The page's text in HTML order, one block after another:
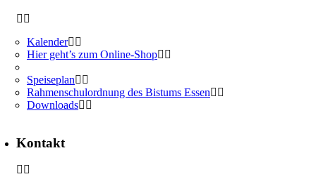
Kalender
Hier geht’s zum Online-Shop
Speiseplan
Rahmenschulordnung des Bistums Essen
Downloads
Kontakt